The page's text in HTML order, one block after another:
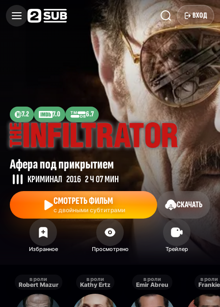
ВХОД
7.2 7.0 6.7
Афера под прикрытием
КРИМИНАЛ 2016 2 Ч 07 МИН
СМОТРЕТЬ ФИЛЬМ
с двойными субтитрами
СКАЧАТЬ
в роли
Robert Mazur
в роли
Kathy Ertz
в роли
Emir Abreu
в роли
Frankie